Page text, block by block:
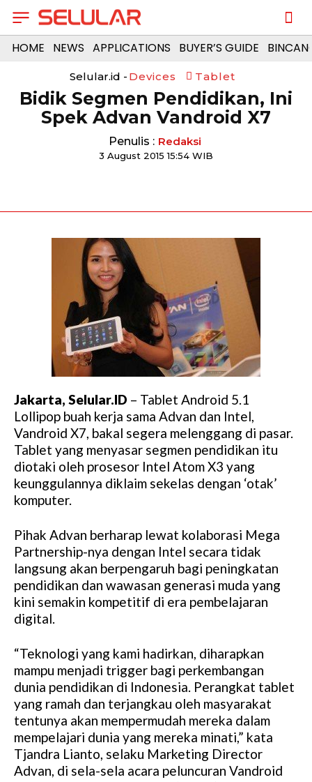
HOME NEWS APPLICATIONS BUYER’S GUIDE
Selular.id - Devices Tablet
Bidik Segmen Pendidikan, Ini
Spek Advan Vandroid X7
Penulis : Redaksi
3 August 2015 15:54 WIB
Jakarta, Selular.ID – Tablet Android 5.1
Lollipop buah kerja sama Advan dan Intel,
Vandroid X7, bakal segera melenggang di pasar.
Tablet yang menyasar segmen pendidikan itu
diotaki oleh prosesor Intel Atom X3 yang
keunggulannya diklaim sekelas dengan ‘otak’
komputer.
Pihak Advan berharap lewat kolaborasi Mega
Partnership-nya dengan Intel secara tidak
langsung akan berpengaruh bagi peningkatan
pendidikan dan wawasan generasi muda yang
kini semakin kompetitif di era pembelajaran
digital.
“Teknologi yang kami hadirkan, diharapkan
mampu menjadi trigger bagi perkembangan
dunia pendidikan di Indonesia. Perangkat tablet
yang ramah dan terjangkau oleh masyarakat
tentunya akan mempermudah mereka dalam
mempelajari dunia yang mereka minati,” kata
Tjandra Lianto, selaku Marketing Director
Advan, di sela-sela acara peluncuran Vandroid